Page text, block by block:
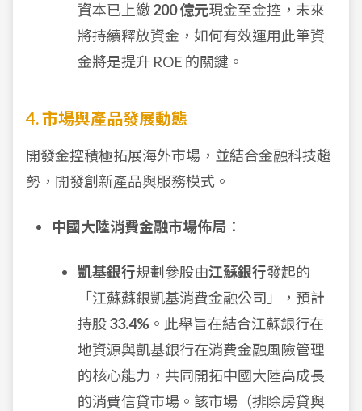
資本已上繳200 億元現金至金控，未來
將持續釋放資金，如何有效運用此筆資
金將是提升 ROE 的關鍵。
4. 市場與產品發展動態
開發金控積極拓展海外市場，並結合金融科技趨
勢，開發創新產品與服務模式。
中國大陸消費金融市場佈局 ：
凱基銀行規劃參股由江蘇銀行發起的
「江蘇蘇銀凱基消費金融公司」，預計
持股33.4% 。此舉旨在結合江蘇銀行在
地資源與凱基銀行在消費金融風險管理
的核心能力，共同開拓中國大陸高成長
的消費信貸市場。該市場（排除房貸與